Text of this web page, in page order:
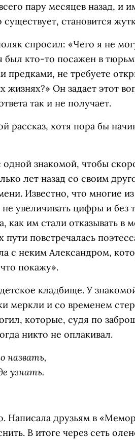
пару месяцев назад, и
становится
спросил: «Чего я не
был кто-то посажен в
предками, не требуете
жизнях?» Он задает этот
так и не получает.
рассказ, хотя пора бы
знакомой, чтобы
лет назад со своим
Известно, что многие
увеличивать цифры и без
как им стали отказывать в
пути повстречалась
с неким Александром,
покажу».
кладбище. У
меркли и со временем
которые, судя по
никто не оплакивал.
назвать,
узнать.
Написала друзьям в
В итоге через сеть